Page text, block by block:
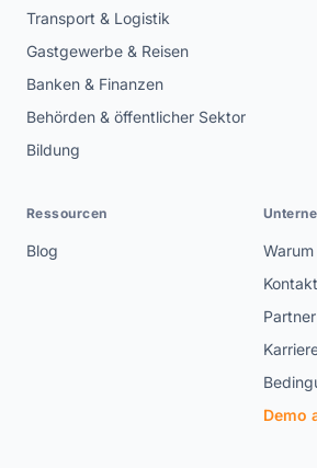
Transport & Logistik
Gastgewerbe & Reisen
Banken & Finanzen
Behörden & öffentlicher Sektor
Bildung
Ressourcen
Blog
Kontakt
Partner
Demo